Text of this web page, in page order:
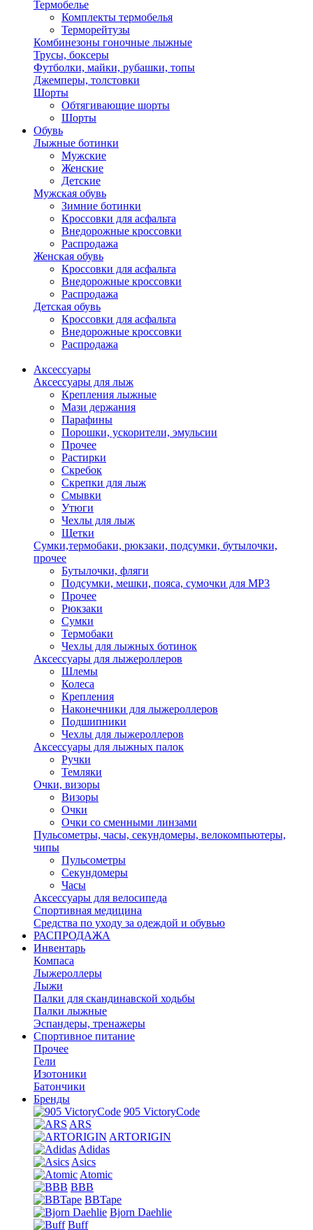
Термобелье
Комплекты термобелья
Терморейтузы
Комбинезоны гоночные лыжные
Трусы, боксеры
Футболки, майки, рубашки, топы
Джемперы, толстовки
Шорты
Обтягивающие шорты
Шорты
Обувь
Лыжные ботинки
Мужские
Женские
Детские
Мужская обувь
Зимние ботинки
Кроссовки для асфальта
Внедорожные кроссовки
Распродажа
Женская обувь
Кроссовки для асфальта
Внедорожные кроссовки
Распродажа
Детская обувь
Кроссовки для асфальта
Внедорожные кроссовки
Распродажа
Аксессуары
Аксессуары для лыж
Крепления лыжные
Мази держания
Парафины
Порошки, ускорители, эмульсии
Прочее
Растирки
Скребок
Скрепки для лыж
Смывки
Утюги
Чехлы для лыж
Щетки
Сумки,термобаки, рюкзаки, подсумки, бутылочки,
прочее
Бутылочки, фляги
Подсумки, мешки, пояса, сумочки для MP3
Прочее
Рюкзаки
Сумки
Термобаки
Чехлы для лыжных ботинок
Аксессуары для лыжероллеров
Шлемы
Колеса
Крепления
Наконечники для лыжероллеров
Подшипники
Чехлы для лыжероллеров
Аксессуары для лыжных палок
Ручки
Темляки
Очки, визоры
Визоры
Очки
Очки со сменными линзами
Пульсометры, часы, секундомеры, велокомпьютеры,
чипы
Пульсометры
Секундомеры
Часы
Аксессуары для велосипеда
Спортивная медицина
Средства по уходу за одеждой и обувью
РАСПРОДАЖА
Инвентарь
Компаса
Лыжероллеры
Лыжи
Палки для скандинавской ходьбы
Палки лыжные
Эспандеры, тренажеры
Спортивное питание
Прочее
Гели
Изотоники
Батончики
Бренды
905 VictoryCode
ARS
ARTORIGIN
Adidas
Asics
Atomic
BBB
BBTape
Bjorn Daehlie
Buff